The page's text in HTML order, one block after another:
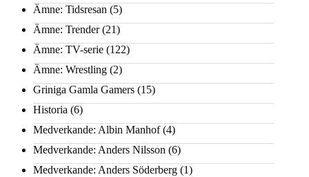
Ämne: Tidsresan (5)
Ämne: Trender(21)
Ämne: TV-serie (122)
Ämne: Wrestling (2)
Griniga Gamla Gamers (15)
Historia (6)
Medverkande: Albin Manhof(4)
Medverkande: Anders Nilsson (6)
Medverkande: Anders Söderberg (1)